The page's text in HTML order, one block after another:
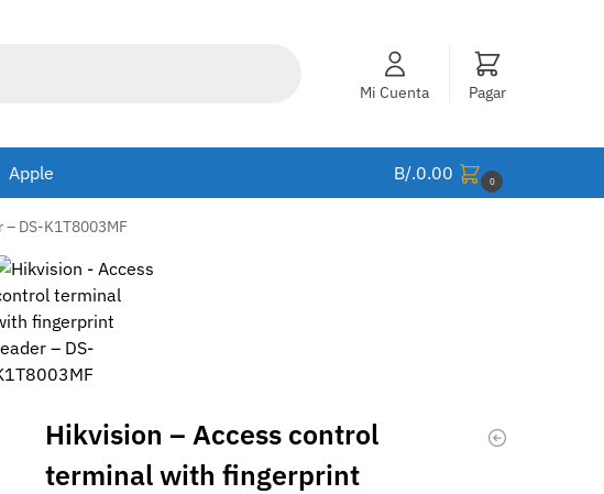
Mi Cuenta Pagar
Apple B/.0.00 0
DS-K1T8003MF
Hikvision – Access control
terminal with fingerprint